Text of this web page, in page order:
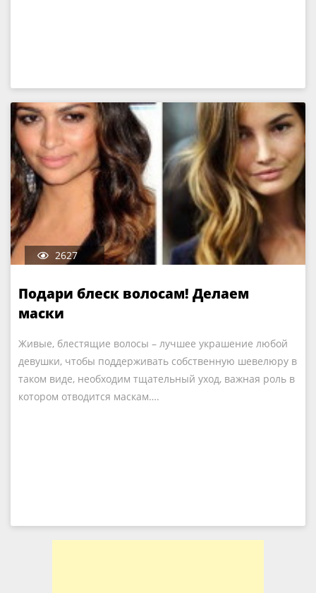
2627
Подари блеск волосам! Делаем
маски
Живые, блестящие волосы – лучшее украшение любой
девушки, чтобы поддерживать собственную шевелюру в
таком виде, необходим тщательный уход, важная роль в
котором отводится маскам….